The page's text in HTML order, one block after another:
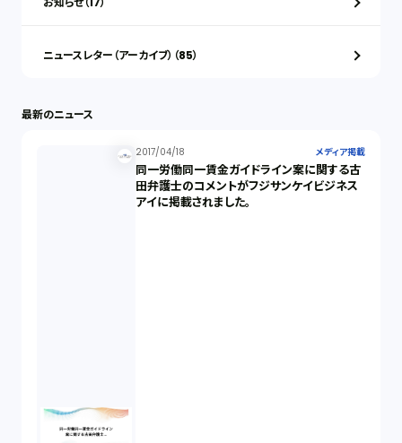
ニュースレター（アーカイブ）（85）
最新のニュース
2017/04/18 メディア掲載
同一労働同一賃金ガイドライン案に関する古
田弁護士のコメントがフジサンケイビジネス
アイに掲載されました。